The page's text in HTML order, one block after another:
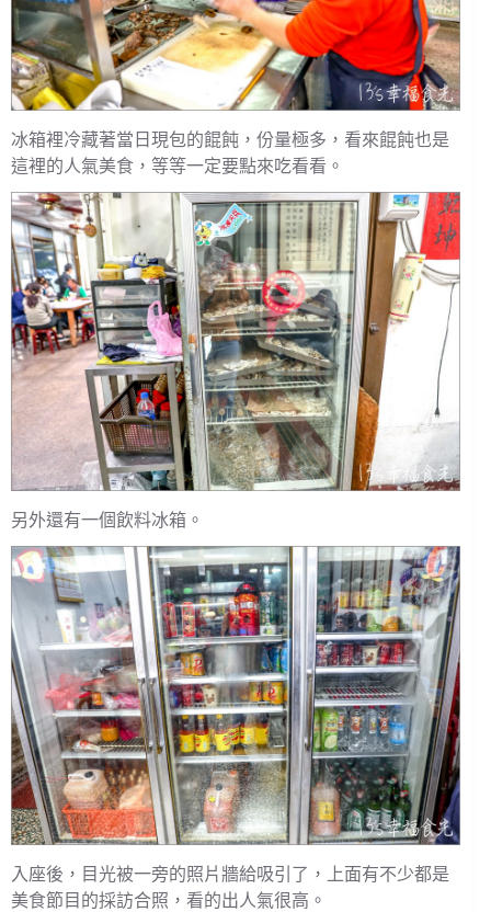
冰箱裡冷藏著當日現包的餛飩，份量極多，看來餛飩也是
這裡的人氣美食，等等一定要點來吃看看。
另外還有一個飲料冰箱。
入座後，目光被一旁的照片牆給吸引了，上面有不少都是
美食節目的採訪合照，看的出人氣很高。